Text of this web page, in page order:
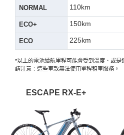
NORMAL 110km
ECO+ 150km
ECO 225km
*以上的電池續航里程可能會受到溫度、或是
請注意：這些車款無法使用單程租車服務。
ESCAPE RX-E+